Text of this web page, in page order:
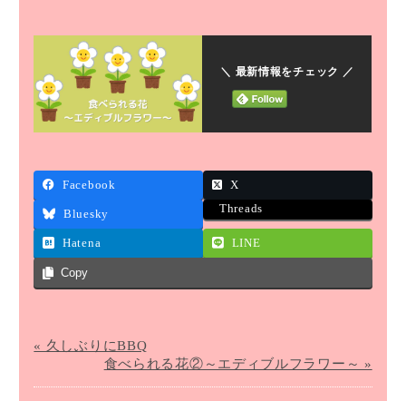
＼ 最新情報をチェック ／
Facebook X
Bluesky Threads
Hatena LINE
Copy
« 久しぶりにBBQ
食べられる花②～エディブルフラワー～ »